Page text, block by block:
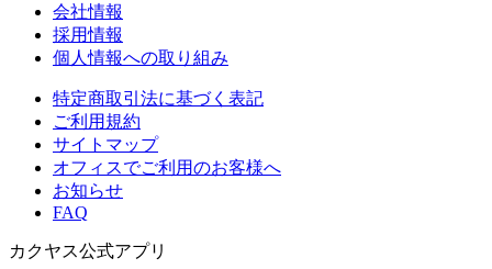
会社情報
採用情報
個人情報への取り組み
特定商取引法に基づく表記
ご利用規約
サイトマップ
オフィスでご利用のお客様へ
お知らせ
FAQ
カクヤス公式アプリ